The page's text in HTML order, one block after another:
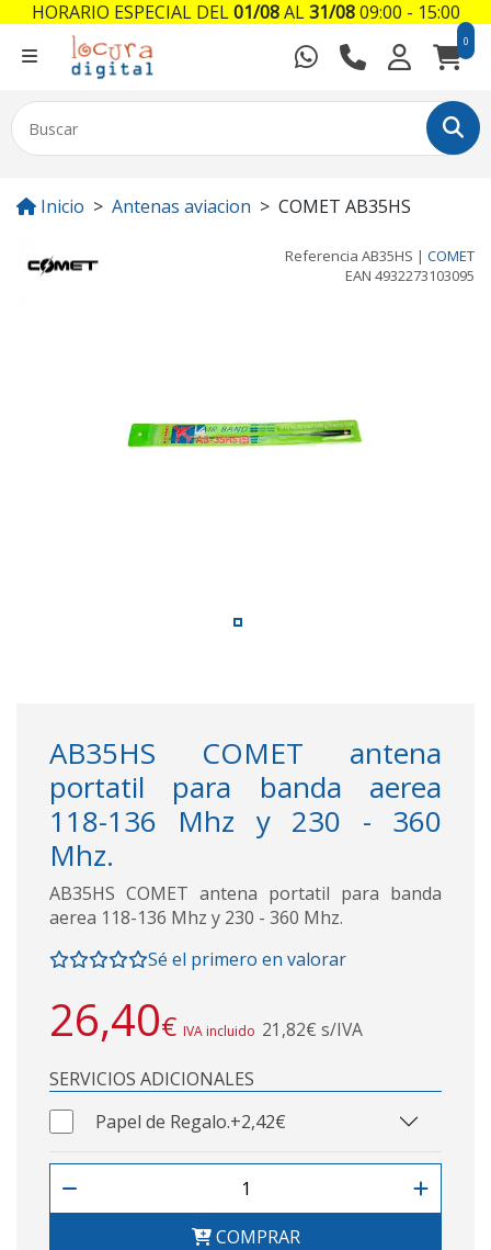
0
Inicio Antenas aviacion COMET AB35HS
Referencia AB35HS | COMET
EAN 4932273103095
AB35HS COMET antena
portatil para banda aerea
118-136 Mhz y 230 - 360
Mhz.
AB35HS COMET antena portatil para banda
aerea 118-136 Mhz y 230 - 360 Mhz.
Sé el primero en valorar
26,40€ IVA incluido 21,82€ s/IVA
SERVICIOS ADICIONALES
Papel de Regalo.+2,42€
COMPRAR
HORARIO ESPECIAL DEL01/08AL31/0809:00 - 15:00